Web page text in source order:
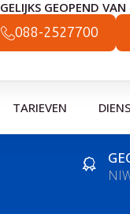
GEOPEND
088-2527700
TARIEVEN